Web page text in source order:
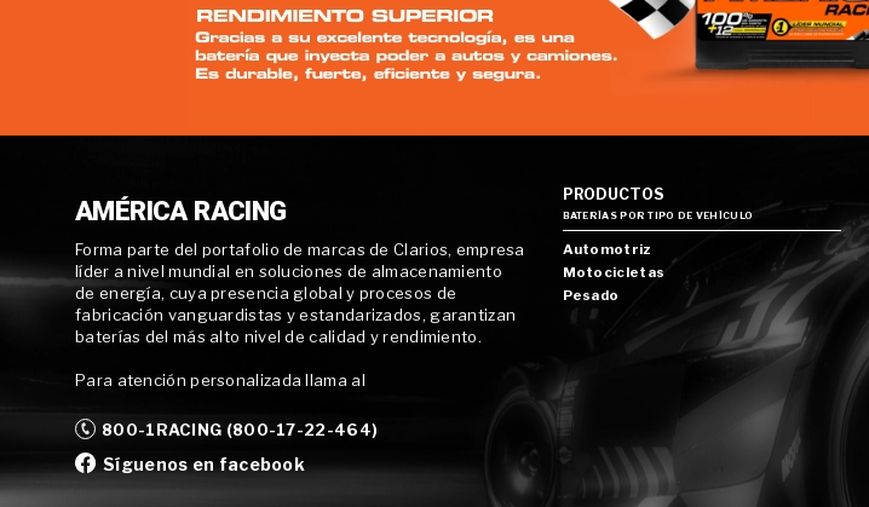
AMÉRICA RACING
Forma parte del portafolio de marcas de Clarios, empresa
líder a nivel mundial en soluciones de almacenamiento
de energía, cuya presencia global y procesos de
fabricación vanguardistas y estandarizados, garantizan
baterías del más alto nivel de calidad y rendimiento.
Para atención personalizada llama al
800-1RACING (800-17-22-464)
Síguenos en facebook
PRODUCTOS
BATERÍAS POR TIPO DE VEHÍCULO
Automotriz
Motocicletas
Pesado